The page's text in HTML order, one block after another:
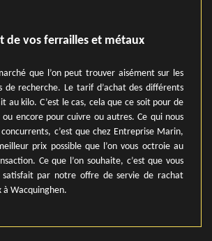
de vos ferrailles et métaux
que l’on peut trouver aisément sur les
de recherche. Le tarif d’achat des différents
au kilo. C’est le cas, cela que ce soit pour de
ou encore pour cuivre ou autres. Ce qui nous
c’est que chez Entreprise Marin,
prix possible que l’on vous octroie au
Ce que l’on souhaite, c’est que vous
satisfait par notre offre de servie de rachat
Wacquinghen.